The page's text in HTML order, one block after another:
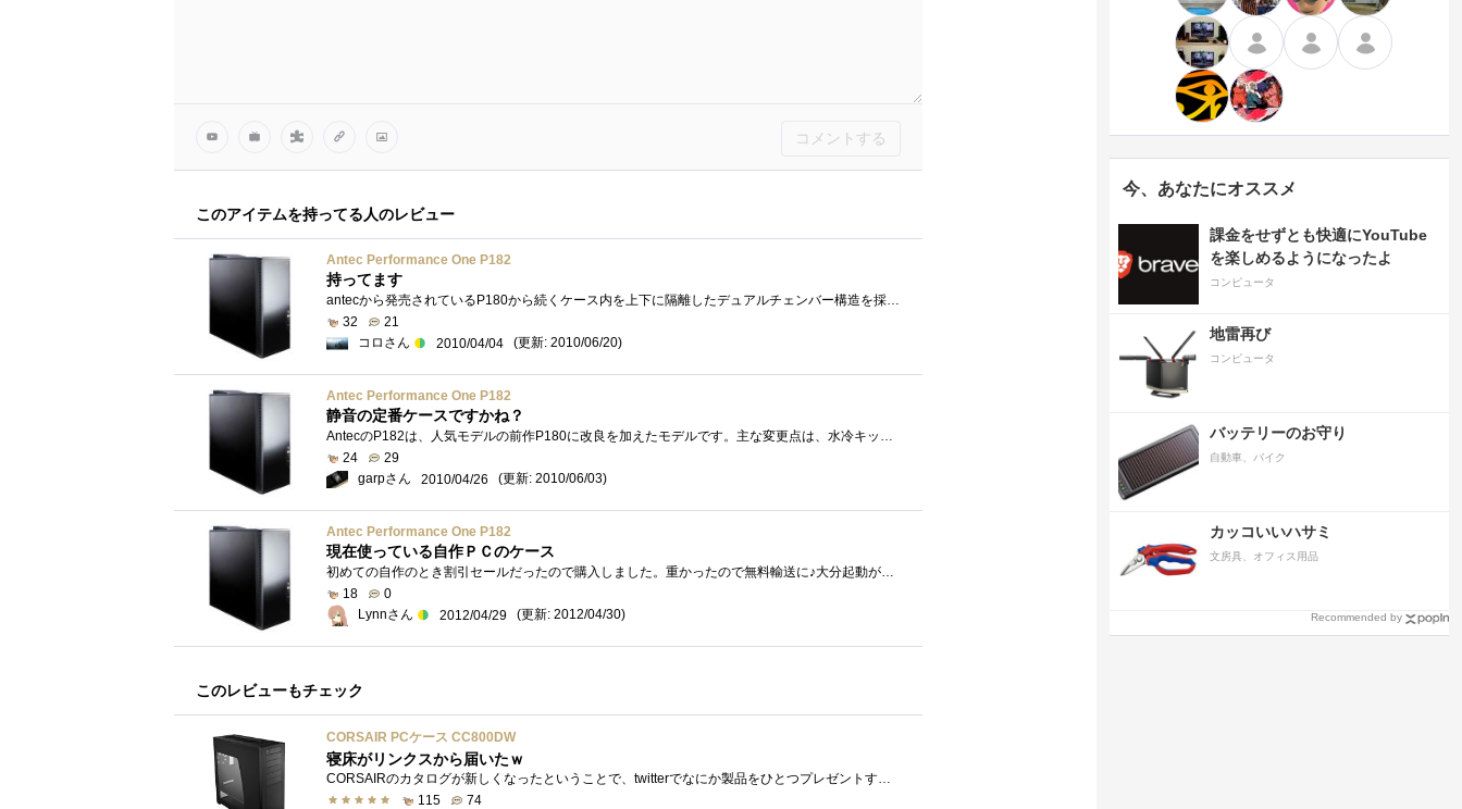
コメントする
このアイテムを持ってる人のレビュー
Antec Performance One P182
持ってます
antecから発売されているP180から続くケース内を上下に隔離したデュアルチェンバー構造を採用した製品の二代目。ケース単体に搭載されているフ�...
32
21
コロさん
2010/04/04 (更新: 2010/06/20)
Antec Performance One P182
静音の定番ケースですかね？
AntecのP182は、人気モデルの前作P180に改良を加えたモデルです。主な変更点は、水冷キットを搭載できるようにウォータークーリングホールの設置�...
24
29
garpさん
2010/04/26 (更新: 2010/06/03)
Antec Performance One P182
現在使っている自作ＰＣのケース
初めての自作のとき割引セールだったので購入しました。重かったので無料輸送に♪大分起動がおそくなってきたけど赤くぬれば早くなるかな・�...
18
0
Lynnさん
2012/04/29 (更新: 2012/04/30)
このレビューもチェック
CORSAIR PCケース CC800DW
寝床がリンクスから届いたｗ
CORSAIRのカタログが新しくなったということで、twitterでなにか製品をひとつプレゼントするというキャンペーンに応募したところ当選しました！！...
115
74
今、あなたにオススメ
課金をせずとも快適にYouTube
を楽しめるようになったよ
コンピュータ
地雷再び
コンピュータ
バッテリーのお守り
自動車、バイク
カッコいいハサミ
文房具、オフィス用品
Recommended by